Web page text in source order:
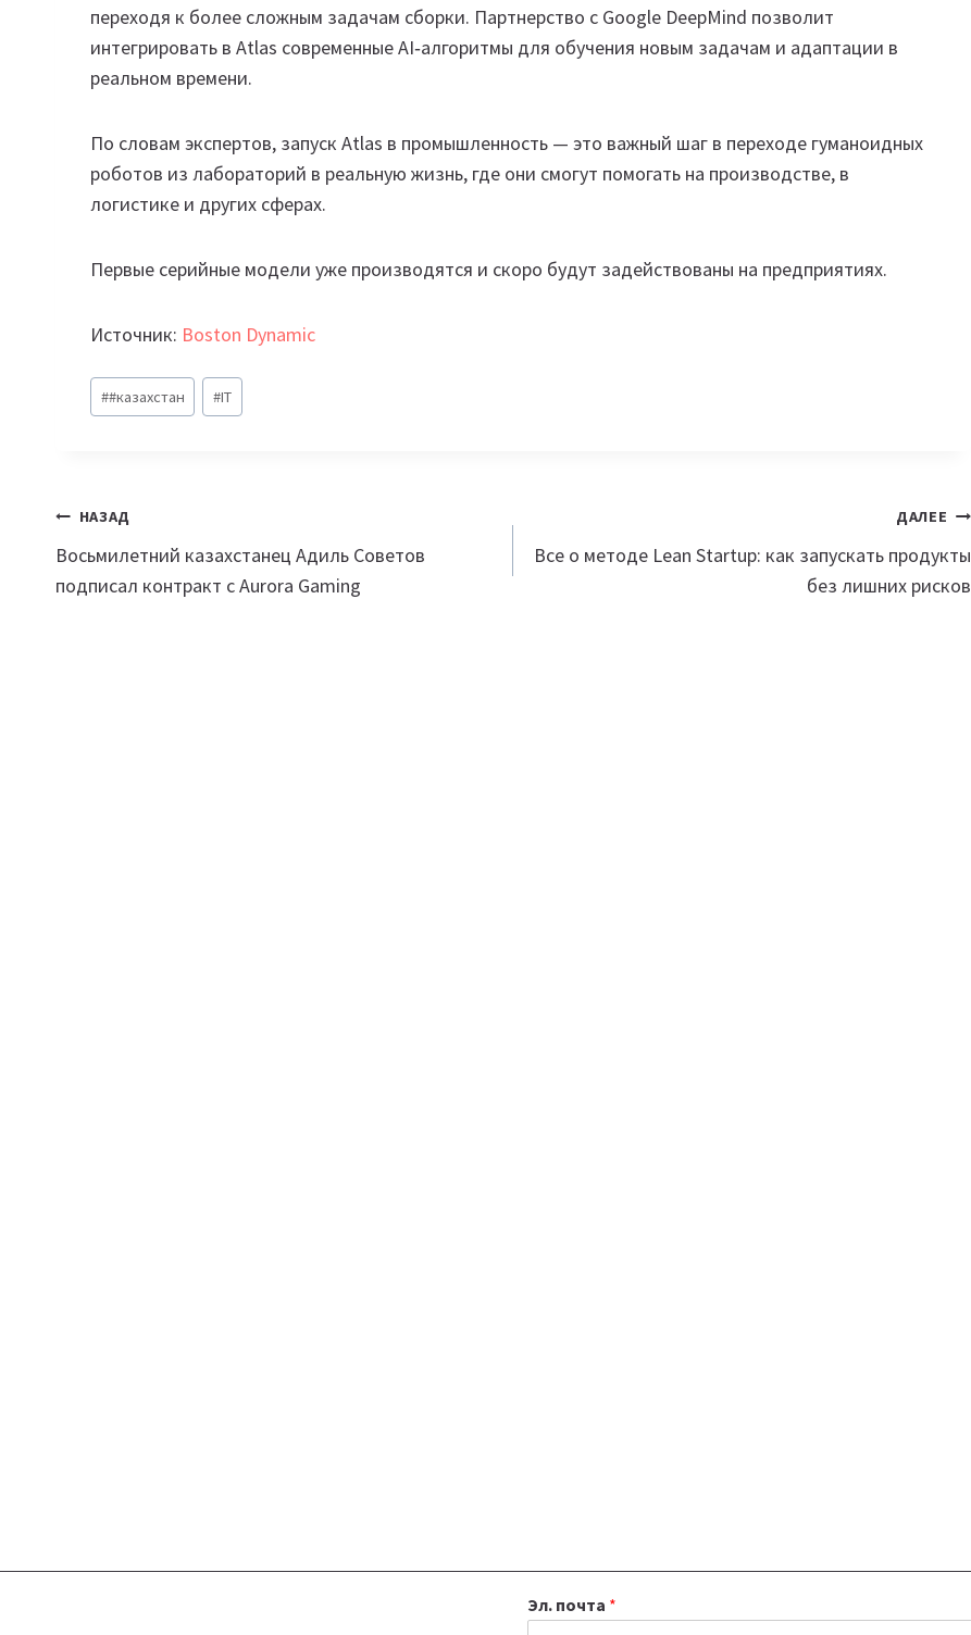
переходя к более сложным задачам сборки. Партнерство с Google DeepMind позволит
интегрировать в Atlas современные AI‑алгоритмы для обучения новым задачам и адаптации в
реальном времени.
По словам экспертов, запуск Atlas в промышленность — это важный шаг в переходе гуманоидных
роботов из лабораторий в реальную жизнь, где они смогут помогать на производстве, в
логистике и других сферах.
Первые серийные модели уже производятся и скоро будут задействованы на предприятиях.
Источник: Boston Dynamic
Метки
записи:
##казахстан #IT
Навигация
по
НАЗАД
Восьмилетний казахстанец Адиль Советов
подписал контракт с Aurora Gaming
ДАЛЕЕ
Все о методе Lean Startup: как запускать продукты
без лишних рисков
Эл. почта *